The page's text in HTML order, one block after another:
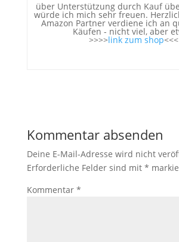
über Unterstützung durch Kauf
würde ich mich sehr freuen.
Amazon Partner verdiene ich an
Käufen - nicht viel, aber
>>>>link zum shop<<<
Kommentar absenden
Deine E-Mail-Adresse wird nicht
Erforderliche Felder sind mit *
Kommentar *